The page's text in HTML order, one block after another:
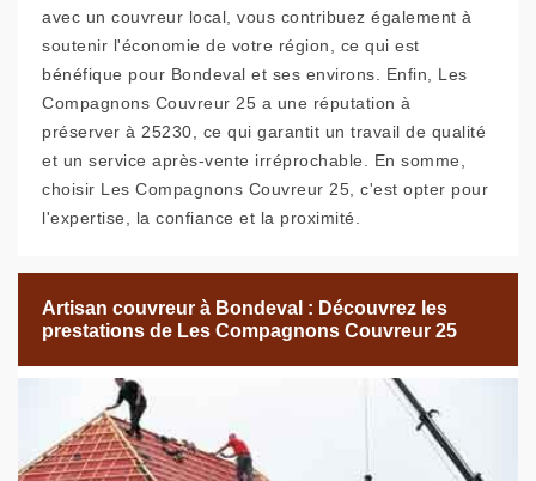
avec un couvreur local, vous contribuez également à
soutenir l'économie de votre région, ce qui est
bénéfique pour Bondeval et ses environs. Enfin, Les
Compagnons Couvreur 25 a une réputation à
préserver à 25230, ce qui garantit un travail de qualité
et un service après-vente irréprochable. En somme,
choisir Les Compagnons Couvreur 25, c'est opter pour
l'expertise, la confiance et la proximité.
Artisan couvreur à Bondeval : Découvrez les
prestations de Les Compagnons Couvreur 25